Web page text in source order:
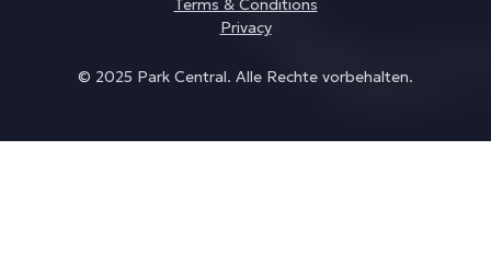
© 2025 Park Central. Alle Rechte vorbehalten.
Terms & Conditions
Privacy